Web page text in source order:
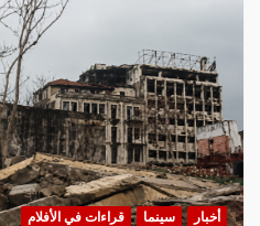
أخبار سينما قراءات في الأفلام